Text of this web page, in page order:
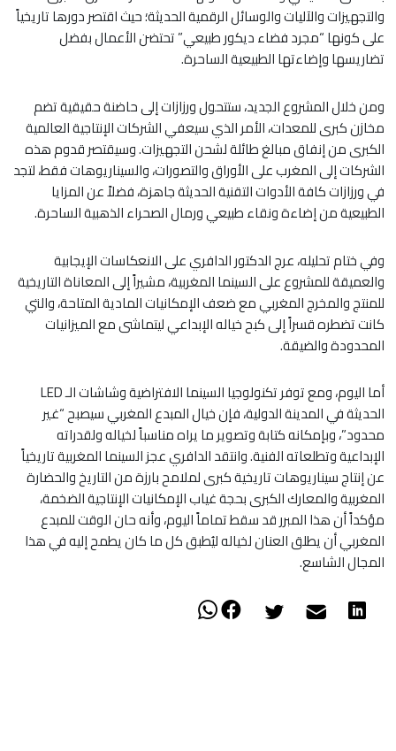
والتجهيزات والآليات والوسائل الرقمية الحديثة؛ حيث اقتصر دورها تاريخياً
على كونها “مجرد فضاء ديكور طبيعي” تحتضن الأعمال بفضل
تضاريسها وإضاءتها الطبيعية الساحرة.
ومن خلال المشروع الجديد، ستتحول ورزازات إلى حاضنة حقيقية تضم
مخازن كبرى للمعدات، الأمر الذي سيعفي الشركات الإنتاجية العالمية
الكبرى من إنفاق مبالغ طائلة لشحن التجهيزات. وسيقتصر قدوم هذه
الشركات إلى المغرب على الأوراق والتصورات، والسيناريوهات فقط، لتجد
في ورزازات كافة الأدوات التقنية الحديثة جاهزة، فضلاً عن المزايا
الطبيعية من إضاءة ونقاء طبيعي ورمال الصحراء الذهبية الساحرة.
وفي ختام تحليله، عرج الدكتور الدافري على الانعكاسات الإيجابية
والعميقة للمشروع على السينما المغربية، مشيراً إلى المعاناة التاريخية
للمنتج والمخرج المغربي مع ضعف الإمكانيات المادية المتاحة، والتي
كانت تضطره قسراً إلى كبح خياله الإبداعي ليتماشى مع الميزانيات
المحدودة والضيقة.
أما اليوم، ومع توفر تكنولوجيا السينما الافتراضية وشاشات الـ LED
الحديثة في المدينة الدولية، فإن خيال المبدع المغربي سيصبح “غير
محدود”، وبإمكانه كتابة وتصوير ما يراه مناسباً لخياله ولقدراته
الإبداعية وتطلعاته الفنية. وانتقد الدافري عجز السينما المغربية تاريخياً
عن إنتاج سيناريوهات تاريخية كبرى لملامح بارزة من التاريخ والحضارة
المغربية والمعارك الكبرى بحجة غياب الإمكانيات الإنتاجية الضخمة،
مؤكداً أن هذا المبرر قد سقط تماماً اليوم، وأنه حان الوقت للمبدع
المغربي أن يطلق العنان لخياله ليُطبق كل ما كان يطمح إليه في هذا
المجال الشاسع.